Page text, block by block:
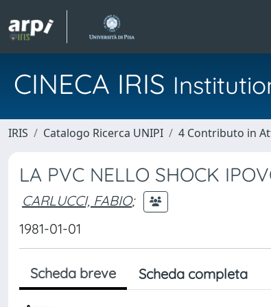
CINECA IRIS
IRIS Catalogo Ricerca UNIPI 4 Contributo in
LA PVC NELLO SHOCK
CARLUCCI, FABIO;
1981-01-01
Scheda breve Scheda completa